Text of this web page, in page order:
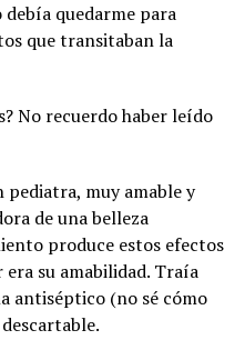
quedarme para
que transitaban la
No recuerdo haber leído
muy amable y
de una belleza
produce estos efectos
su amabilidad. Traía
antiséptico (no sé cómo